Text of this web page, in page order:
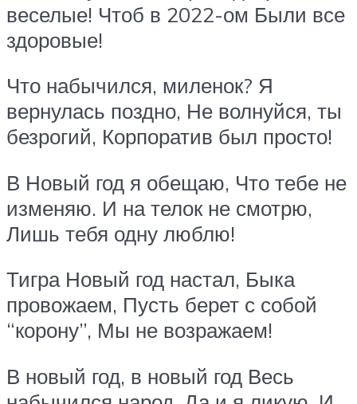
веселые! Чтоб в 2022-ом Были все
здоровые!
Что набычился, миленок? Я
вернулась поздно, Не волнуйся, ты
безрогий, Корпоратив был просто!
В Новый год я обещаю, Что тебе не
изменяю. И на телок не смотрю,
Лишь тебя одну люблю!
Тигра Новый год настал, Быка
провожаем, Пусть берет с собой
“корону”, Мы не возражаем!
В новый год, в новый год Весь